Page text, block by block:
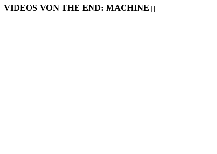
VIDEOS VON THE END: MACHINE